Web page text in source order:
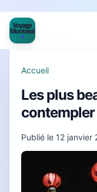
Accueil
Les plus
Publié le 12 janvier